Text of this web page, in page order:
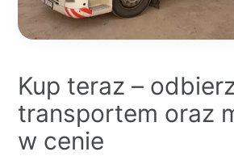
Kup teraz –
transportem oraz
w cenie